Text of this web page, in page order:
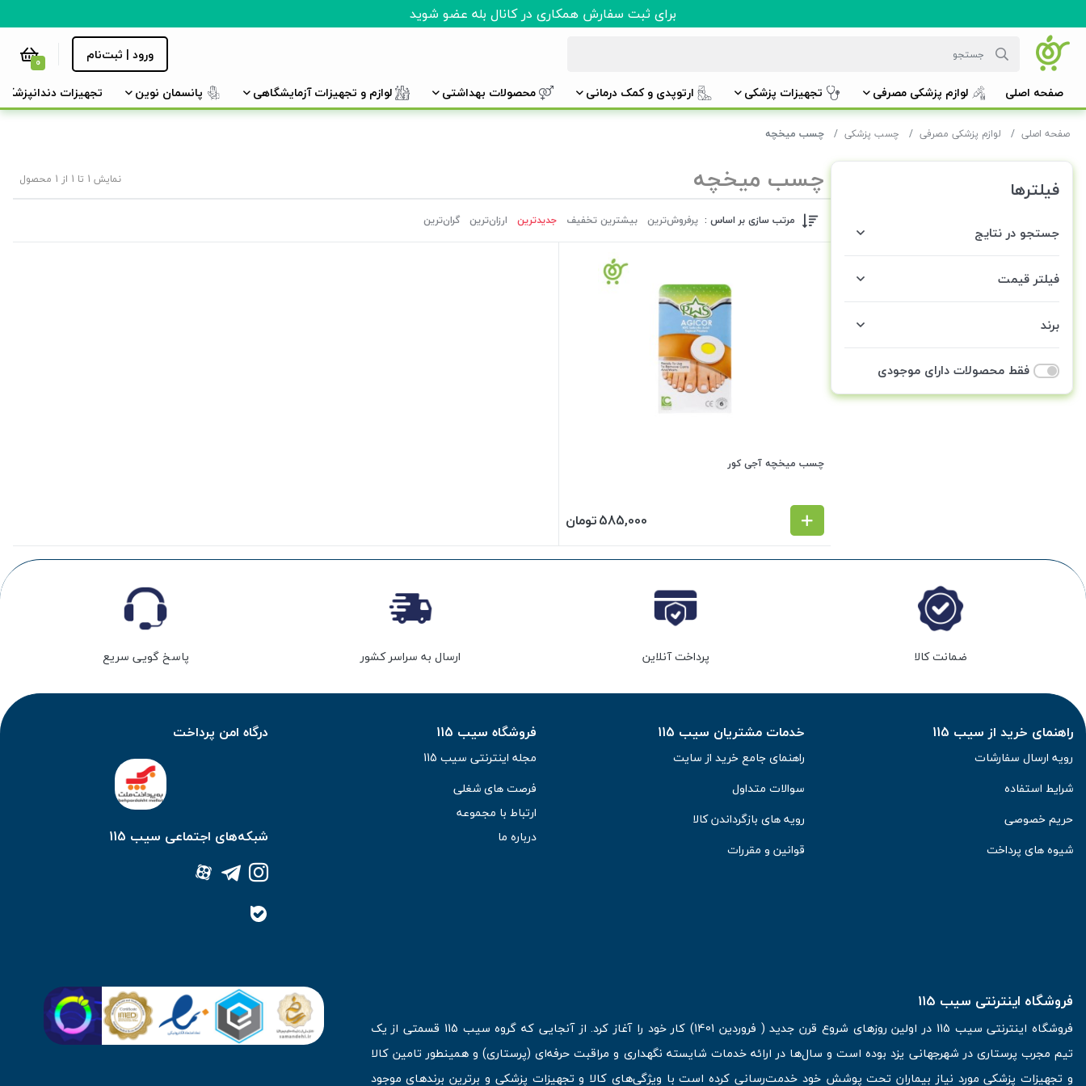
برای ثبت سفارش همکاری در کانال بله عضو شوید
ورود | ثبت‌نام 0
صفحه اصلی لوازم پزشکی مصرفی تجهیزات پزشکی ارتوپدی و کمک درمانی محصولات بهداشتی لوازم و تجهیزات آزمایشگاهی پانسمان نوین تجهیزات دندانپزشکی
صفحه اصلی لوازم پزشکی مصرفی چسب پزشکی چسب میخچه
فیلترها
جستجو در نتایج
فیلتر قیمت
برند
فقط محصولات دارای موجودی
چسب میخچه نمایش 1 تا 1 از 1 محصول
مرتب سازی بر اساس : پرفروش‌ترین‌ بیشترین تخفیف جدیدترین ارزان‌ترین گران‌ترین
چسب میخچه آجی کور
585,000تومان
ضمانت کالا پرداخت آنلاین ارسال به سراسر کشور پاسخ گویی سریع
راهنمای خرید از سیب 115
رویه ارسال سفارشات
شرایط استفاده
حریم خصوصی
شیوه های پرداخت
خدمات مشتریان سیب 115
راهنمای جامع خرید از سایت
سوالات متداول
رویه های بازگرداندن کالا
قوانین و مقررات
فروشگاه سیب 115
مجله اینترنتی سیب 115
فرصت های شغلی
ارتباط با مجموعه
درباره ما
درگاه امن پرداخت
شبکه‌های اجتماعی سیب 115
فروشگاه اینترنتی سیب 115
فروشگاه اینترنتی سیب 115 در اولین روزهای شروع قرن جدید ( فروردین 1401) کار خود را آغاز کرد. از آنجایی که گروه سیب 115 قسمتی از یک
تیم مجرب پرستاری در شهرجهانی یزد بوده است و سال‌ها در ارائه خدمات شایسته نگهداری و مراقبت حرفه‌ای (پرستاری) و همینطور تامین کالا
و تجهیزات پزشکی مورد نیاز بیماران تحت پوشش خود خدمت‌رسانی کرده است با ویژگی‌های کالا و تجهیزات پزشکی و برترین برندهای موجود